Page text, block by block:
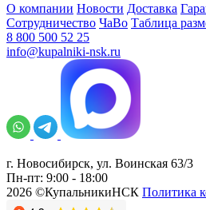
О компании Новости Доставка
Сотрудничество ЧаВо Таблица
8 800 500 52 25
info@kupalniki-nsk.ru
г. Новосибирск, ул. Воинская 63/3
Пн-пт: 9:00 - 18:00
2026 ©КупальникиНСК Политика